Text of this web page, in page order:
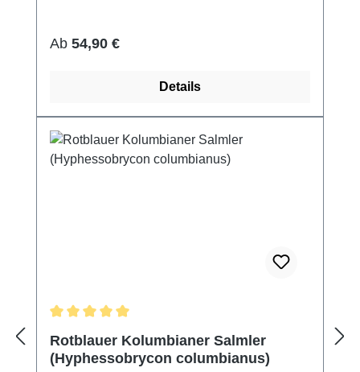
Regulärer Preis:
Ab 54,90 €
Details
Rotblauer Kolumbianer Salmler
(Hyphessobrycon columbianus)